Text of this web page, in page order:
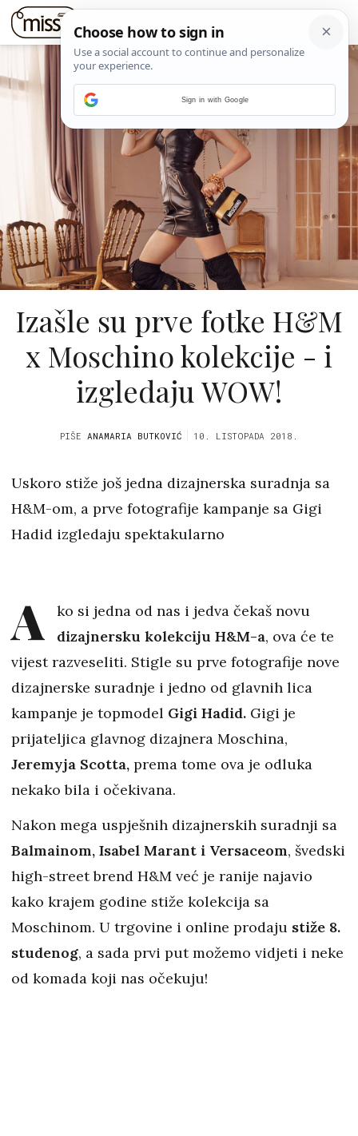
Izašle su prve fotke H&M
x Moschino kolekcije - i
izgledaju WOW!
PIŠE ANAMARIA BUTKOVIĆ 10. LISTOPADA 2018.
Uskoro stiže još jedna dizajnerska suradnja sa
H&M-om, a prve fotografije kampanje sa Gigi
Hadid izgledaju spektakularno
A
ko si jedna od nas i jedva čekaš novu
dizajnersku kolekciju H&M-a, ova će te
vijest razveseliti. Stigle su prve fotografije nove
dizajnerske suradnje i jedno od glavnih lica
kampanje je topmodel Gigi Hadid. Gigi je
prijateljica glavnog dizajnera Moschina,
Jeremyja Scotta, prema tome ova je odluka
nekako bila i očekivana.
Nakon mega uspješnih dizajnerskih suradnji sa
Balmainom, Isabel Marant i Versaceom, švedski
high-street brend H&M već je ranije najavio
kako krajem godine stiže kolekcija sa
Moschinom. U trgovine i online prodaju stiže 8.
studenog, a sada prvi put možemo vidjeti i neke
od komada koji nas očekuju!
Sign in with Google